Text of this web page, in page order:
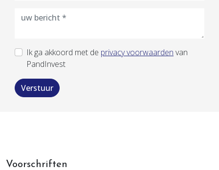
Ik ga akkoord met de privacy voorwaarden van
PandInvest
Verstuur
Voorschriften